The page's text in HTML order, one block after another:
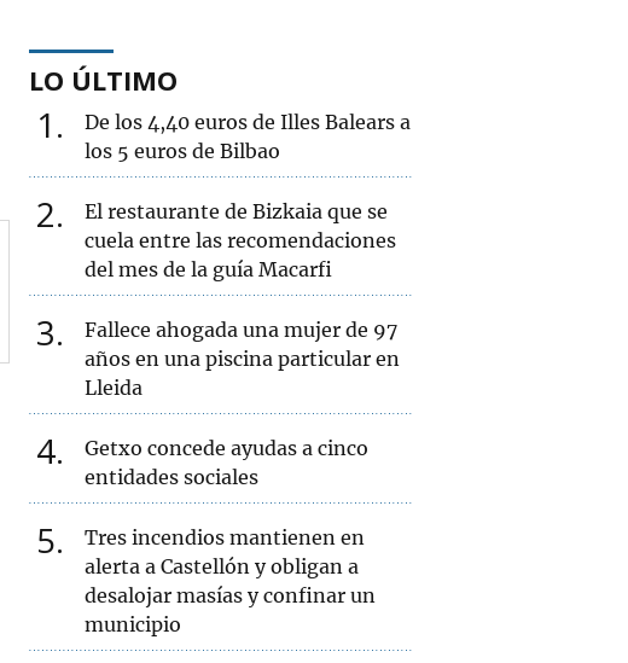
LO ÚLTIMO
1
De los 4,40 euros de Illes Balears a
los 5 euros de Bilbao
2
El restaurante de Bizkaia que se
cuela entre las recomendaciones
del mes de la guía Macarfi
3
Fallece ahogada una mujer de 97
años en una piscina particular en
Lleida
4
Getxo concede ayudas a cinco
entidades sociales
5
Tres incendios mantienen en
alerta a Castellón y obligan a
desalojar masías y confinar un
municipio